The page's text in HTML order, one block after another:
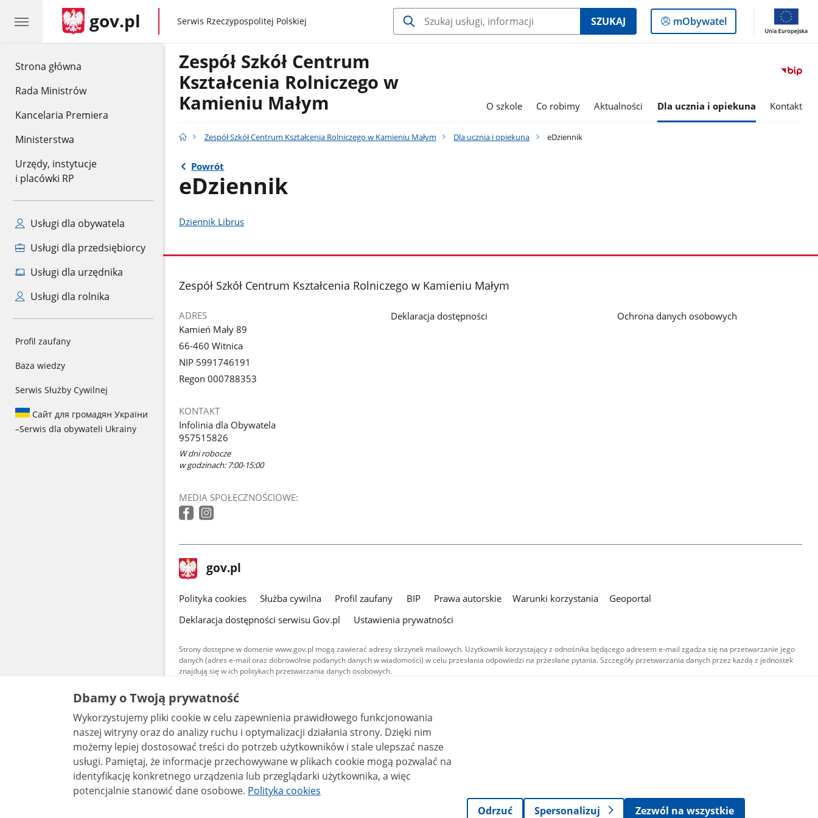
Strona główna
Rada Ministrów
Kancelaria Premiera
Ministerstwa
Urzędy, instytucje
i placówki RP
Usługi dla obywatela
Usługi dla przedsiębiorcy
Usługi dla urzędnika
Usługi dla rolnika
Profil zaufany
Baza wiedzy
Serwis Służby Cywilnej
Сайт для громадян України
–Serwis dla obywateli Ukrainy
gov.pl gov.pl
Serwis Rzeczypospolitej Polskiej SZUKAJ
Logowanie
do
mObywatel
Zespół Szkół Centrum
Kształcenia Rolniczego w
Kamieniu Małym
O szkole Co robimy Aktualności Dla ucznia i opiekuna Kontakt
Zespół Szkół Centrum Kształcenia Rolniczego w Kamieniu Małym Dla ucznia i opiekuna eDziennik
Powrót
eDziennik
Dziennik Librus
stopka
Zespół Szkół Centrum Kształcenia Rolniczego w Kamieniu Małym
ADRES
Kamień Mały 89
66-460 Witnica
NIP 5991746191
Regon 000788353
KONTAKT
Infolinia dla Obywatela
957515826
W dni robocze
w godzinach: 7:00-15:00
MEDIA SPOŁECZNOŚCIOWE:
Deklaracja dostępności Ochrona danych osobowych
stopka
gov.pl Strona
gov.pl
gov.pl
Polityka cookies Służba cywilna Profil zaufany BIP Prawa autorskie Warunki korzystania
Geoportal
Deklaracja dostępności serwisu Gov.pl
Ustawienia prywatności
Strony dostępne w domenie www.gov.pl mogą zawierać adresy skrzynek mailowych. Użytkownik korzystający z odnośnika będącego adresem e-mail zgadza się na przetwarzanie jego
danych (adres e-mail oraz dobrowolnie podanych danych w wiadomości) w celu przesłania odpowiedzi na przesłane pytania. Szczegóły przetwarzania danych przez każdą z jednostek
znajdują się w ich politykach przetwarzania danych osobowych.
Treści tekstowe publikowane w serwisie (z wyłączeniem treści audiowizualnych), są
udostępniane na licencji typu Creative Commons: uznanie autorstwa - na tych samych
warunkach 4.0 (CC BY-SA 4.0). Materiały audiowizualne, w tym zdjęcia, materiały audio i wideo,
są udostępniane na licencji typu Creative Commons: uznanie autorstwa użycie niekomercyjne -
bez utworów zależnych 4.0 (CC BY-NC-ND 4.0), o ile nie jest to stwierdzone inaczej.
Dbamy o Twoją prywatność
Wykorzystujemy pliki cookie w celu zapewnienia prawidłowego funkcjonowania
naszej witryny oraz do analizy ruchu i optymalizacji działania strony. Dzięki nim
możemy lepiej dostosować treści do potrzeb użytkowników i stale ulepszać nasze
usługi. Pamiętaj, że informacje przechowywane w plikach cookie mogą pozwalać na
identyfikację konkretnego urządzenia lub przeglądarki użytkownika, a więc
potencjalnie stanowić dane osobowe. Polityka cookies
Odrzuć
Spersonalizuj Zezwól na wszystkie